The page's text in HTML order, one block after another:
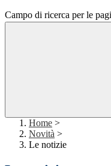
Campo di ricerca per le
Home >
Novità >
Le notizie